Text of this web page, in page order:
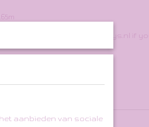
or mailto: info@twys.nl if
aanbieden van sociale